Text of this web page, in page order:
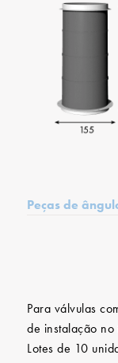
Peças de
Para válvulas
de instalação no
Lotes de 10